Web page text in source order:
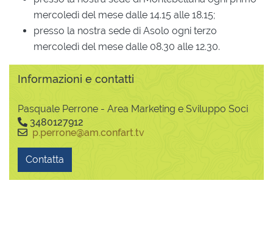
mercoledì del mese dalle 14.15 alle 18.15;
presso la nostra sede di Asolo ogni terzo
mercoledì del mese dalle 08.30 alle 12.30.
Informazioni e contatti
Pasquale Perrone - Area Marketing e Sviluppo Soci
3480127912
p.perrone@am.confart.tv
Contatta